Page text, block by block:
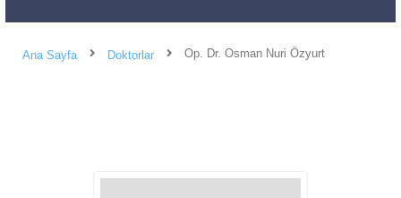
Ana Sayfa Doktorlar Op. Dr. Osman Nuri Özyurt